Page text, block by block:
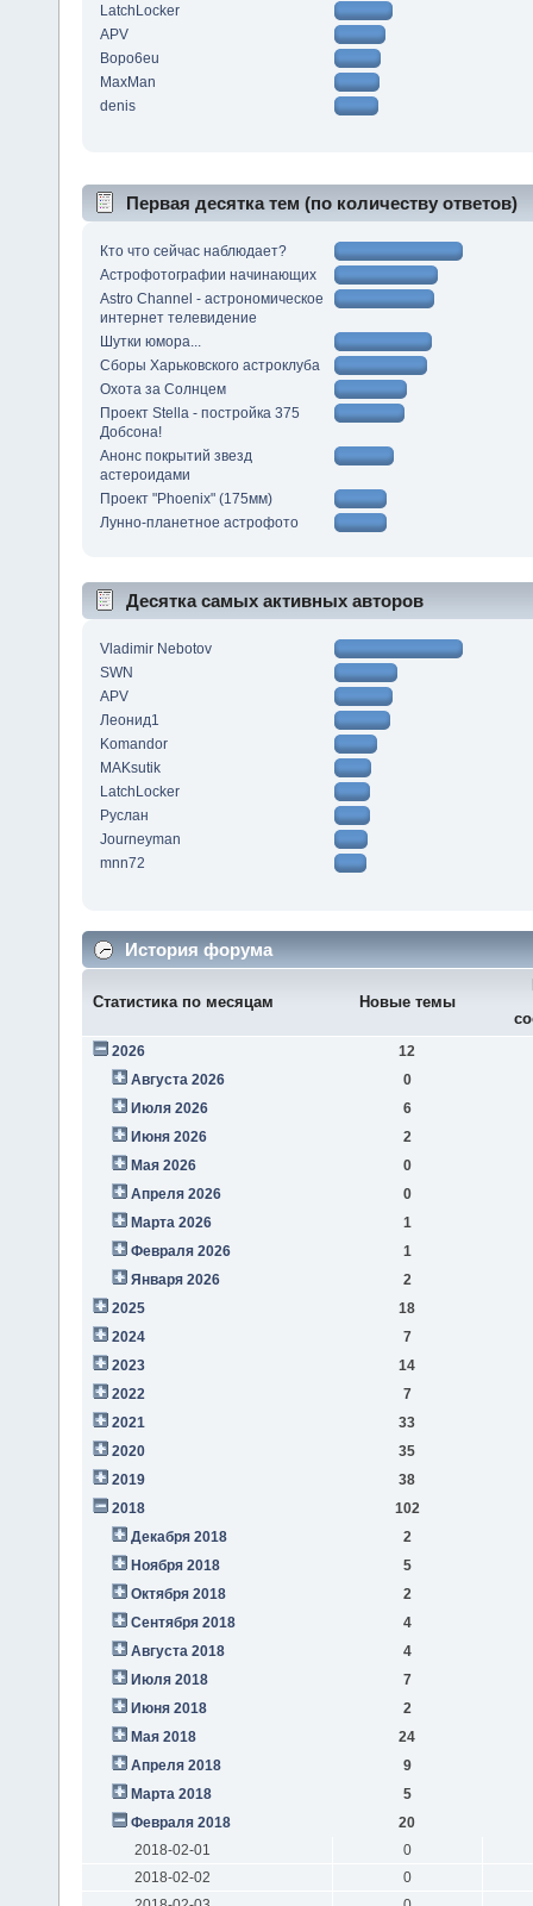
LatchLocker
APV
Bopo6eu
MaxMan
denis
Первая десятка тем (по количеству ответов)
Кто что сейчас наблюдает?
Астрофотографии начинающих
Astro Channel - астрономическое
интернет телевидение
Шутки юмора...
Сборы Харьковского астроклуба
Охота за Солнцем
Проект Stella - постройка 375
Добсона!
Анонс покрытий звезд
астероидами
Проект "Phoenix" (175мм)
Лунно-планетное астрофото
Десятка самых активных авторов
Vladimir Nebotov
SWN
APV
Леонид1
Komandor
MAKsutik
LatchLocker
Руслан
Journeyman
mnn72
История форума
Статистика по месяцам Новые темы
2026
12
Августа 2026
0
Июля 2026
6
Июня 2026
2
Мая 2026
0
Апреля 2026
0
Марта 2026
1
Февраля 2026
1
Января 2026
2
2025
18
2024
7
2023
14
2022
7
2021
33
2020
35
2019
38
2018
102
Декабря 2018
2
Ноября 2018
5
Октября 2018
2
Сентября 2018
4
Августа 2018
4
Июля 2018
7
Июня 2018
2
Мая 2018
24
Апреля 2018
9
Марта 2018
5
Февраля 2018
20
2018-02-01
0
2018-02-02
0